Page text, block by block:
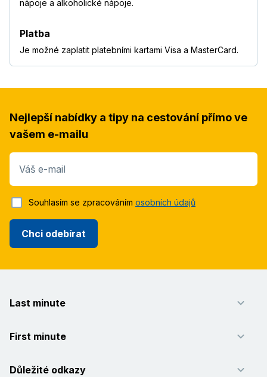
nápoje a alkoholické nápoje.
Platba
Je možné zaplatit platebními kartami Visa a MasterCard.
Nejlepší nabídky a tipy na cestování přímo ve
vašem e-mailu
Váš e-mail
Chci odebírat
Souhlasím se zpracováním osobních údajů
Last minute
First minute
Důležité odkazy